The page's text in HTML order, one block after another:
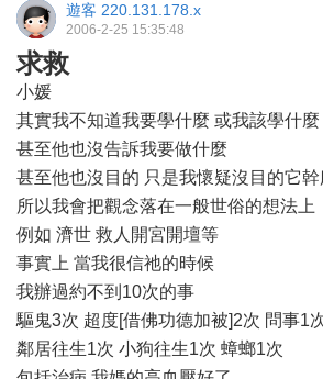
遊客 220.131.178.x
2006-2-25 15:35:48
求救
小媛
其實我不知道我要學什麼 或我該學什麼
甚至他也沒告訴我要做什麼
甚至他也沒目的 只是我懷疑沒目的它幹
所以我會把觀念落在一般世俗的想法上
例如 濟世 救人開宮開壇等
事實上 當我很信祂的時候
我辦過約不到10次的事
驅鬼3次 超度[借佛功德加被]2次 問事1
鄰居往生1次 小狗往生1次 蟑螂1次